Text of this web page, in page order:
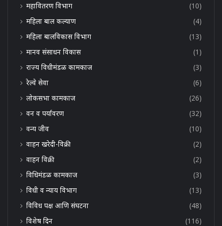
महावितरण विभाग
(10)
महिला बाल कल्याण
(4)
महिला बालविकास विभाग
(13)
मानव संसाधन विकास
(1)
राज्य विधीमंडळ कामकाज
(3)
रेल्वे सेवा
(6)
लोकसभा कामकाज
(26)
वन व पर्यावरण
(32)
वन्य जीव
(10)
वाहन खरेदी-विक्री
(2)
वाहन विक्री
(2)
विधिमंडळ कामकाज
(3)
विधी व न्याय विभाग
(13)
विविध पक्ष आणि संघटना
(48)
विशेष दिन
(116)